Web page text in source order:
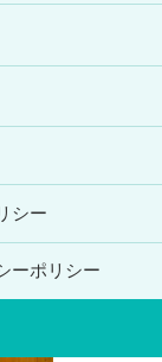
シー
ーポリシー